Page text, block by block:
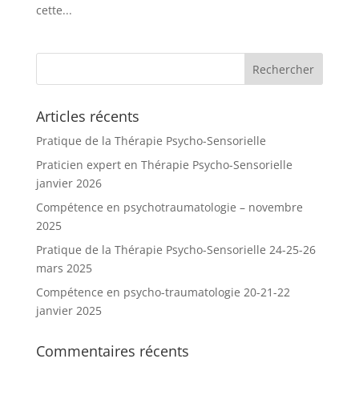
cette...
Articles récents
Pratique de la Thérapie Psycho-Sensorielle
Praticien expert en Thérapie Psycho-Sensorielle
janvier 2026
Compétence en psychotraumatologie – novembre
2025
Pratique de la Thérapie Psycho-Sensorielle 24-25-26
mars 2025
Compétence en psycho-traumatologie 20-21-22
janvier 2025
Commentaires récents